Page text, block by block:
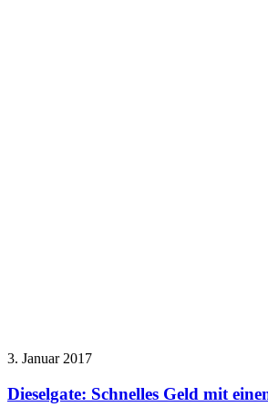
3. Januar 2017
Dieselgate: Schnelles Geld mit